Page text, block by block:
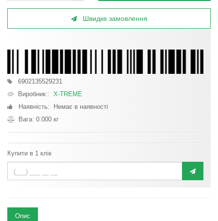
Швидке замовлення
6902135529231
Виробник:: X-TREME
Наявність: Немає в наявності
Вага: 0.000 кг
Купити в 1 клік
Опис